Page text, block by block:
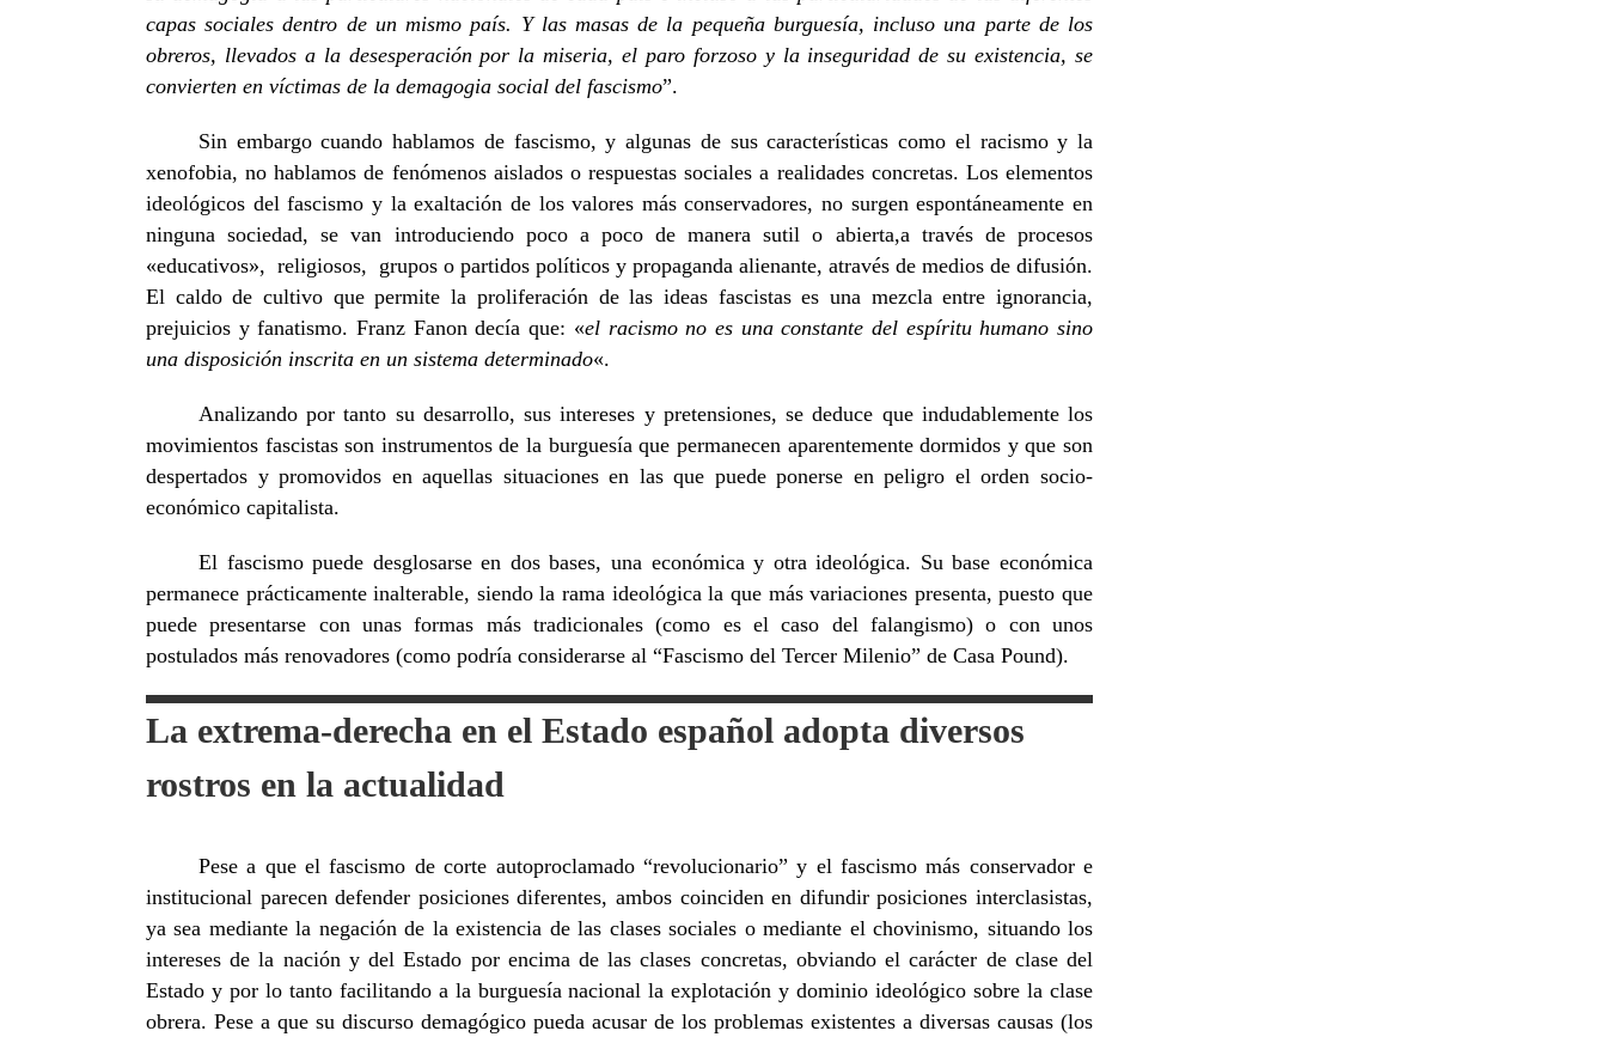
capas sociales dentro de un mismo país. Y las masas de la pequeña burguesía, incluso una parte de los
obreros, llevados a la desesperación por la miseria, el paro forzoso y la inseguridad de su existencia, se
convierten en víctimas de la demagogia social del fascismo”.
Sin embargo cuando hablamos de fascismo, y algunas de sus características como el racismo y la
xenofobia, no hablamos de fenómenos aislados o respuestas sociales a realidades concretas. Los elementos
ideológicos del fascismo y la exaltación de los valores más conservadores, no surgen espontáneamente en
ninguna sociedad, se van introduciendo poco a poco de manera sutil o abierta,a través de procesos
«educativos», religiosos, grupos o partidos políticos y propaganda alienante, através de medios de difusión.
El caldo de cultivo que permite la proliferación de las ideas fascistas es una mezcla entre ignorancia,
prejuicios y fanatismo. Franz Fanon decía que: «el racismo no es una constante del espíritu humano sino
una disposición inscrita en un sistema determinado«.
Analizando por tanto su desarrollo, sus intereses y pretensiones, se deduce que indudablemente los
movimientos fascistas son instrumentos de la burguesía que permanecen aparentemente dormidos y que son
despertados y promovidos en aquellas situaciones en las que puede ponerse en peligro el orden socio-
económico capitalista.
El fascismo puede desglosarse en dos bases, una económica y otra ideológica. Su base económica
permanece prácticamente inalterable, siendo la rama ideológica la que más variaciones presenta, puesto que
puede presentarse con unas formas más tradicionales (como es el caso del falangismo) o con unos
postulados más renovadores (como podría considerarse al “Fascismo del Tercer Milenio” de Casa Pound).
La extrema-derecha en el Estado español adopta diversos
rostros en la actualidad
Pese a que el fascismo de corte autoproclamado “revolucionario” y el fascismo más conservador e
institucional parecen defender posiciones diferentes, ambos coinciden en difundir posiciones interclasistas,
ya sea mediante la negación de la existencia de las clases sociales o mediante el chovinismo, situando los
intereses de la nación y del Estado por encima de las clases concretas, obviando el carácter de clase del
Estado y por lo tanto facilitando a la burguesía nacional la explotación y dominio ideológico sobre la clase
obrera. Pese a que su discurso demagógico pueda acusar de los problemas existentes a diversas causas (los